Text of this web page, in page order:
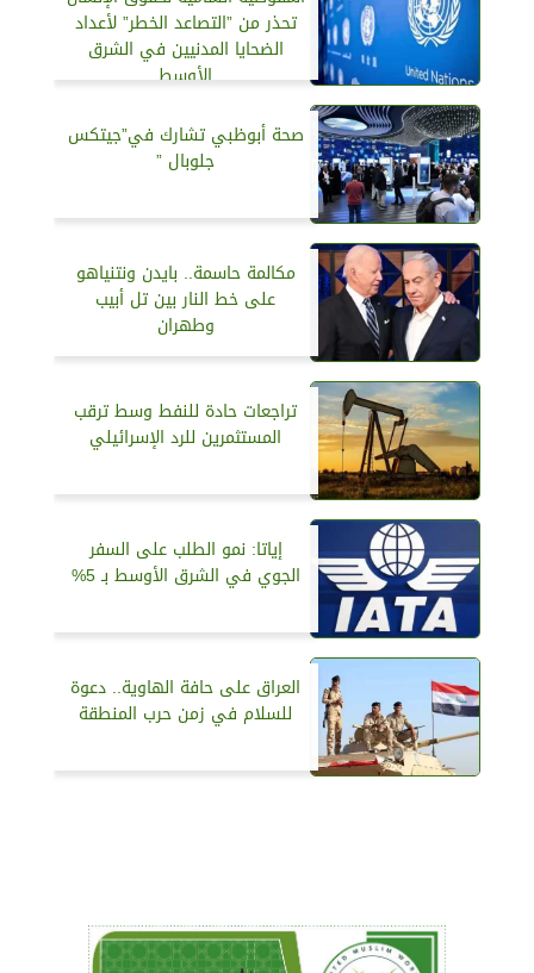
تحذر من ”التصاعد الخطر” لأعداد
الضحايا المدنيين في الشرق
الأوسط
صحة أبوظبي تشارك في”جيتكس
جلوبال ”
مكالمة حاسمة.. بايدن ونتنياهو
على خط النار بين تل أبيب
وطهران
تراجعات حادة للنفط وسط ترقب
المستثمرين للرد الإسرائيلي
إياتا: نمو الطلب على السفر
الجوي في الشرق الأوسط بـ 5%
العراق على حافة الهاوية.. دعوة
للسلام في زمن حرب المنطقة